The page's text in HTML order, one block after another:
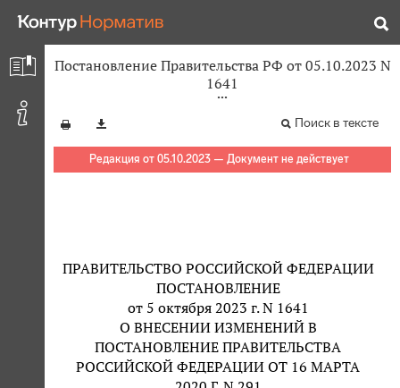
Постановление Правительства РФ от 05.10.2023 N
1641
Поиск в тексте
Редакция от 05.10.2023 — Документ не действует
ПРАВИТЕЛЬСТВО РОССИЙСКОЙ ФЕДЕРАЦИИ
ПОСТАНОВЛЕНИЕ
от 5 октября 2023 г. N 1641
О ВНЕСЕНИИ ИЗМЕНЕНИЙ В
ПОСТАНОВЛЕНИЕ ПРАВИТЕЛЬСТВА
РОССИЙСКОЙ ФЕДЕРАЦИИ ОТ 16 МАРТА